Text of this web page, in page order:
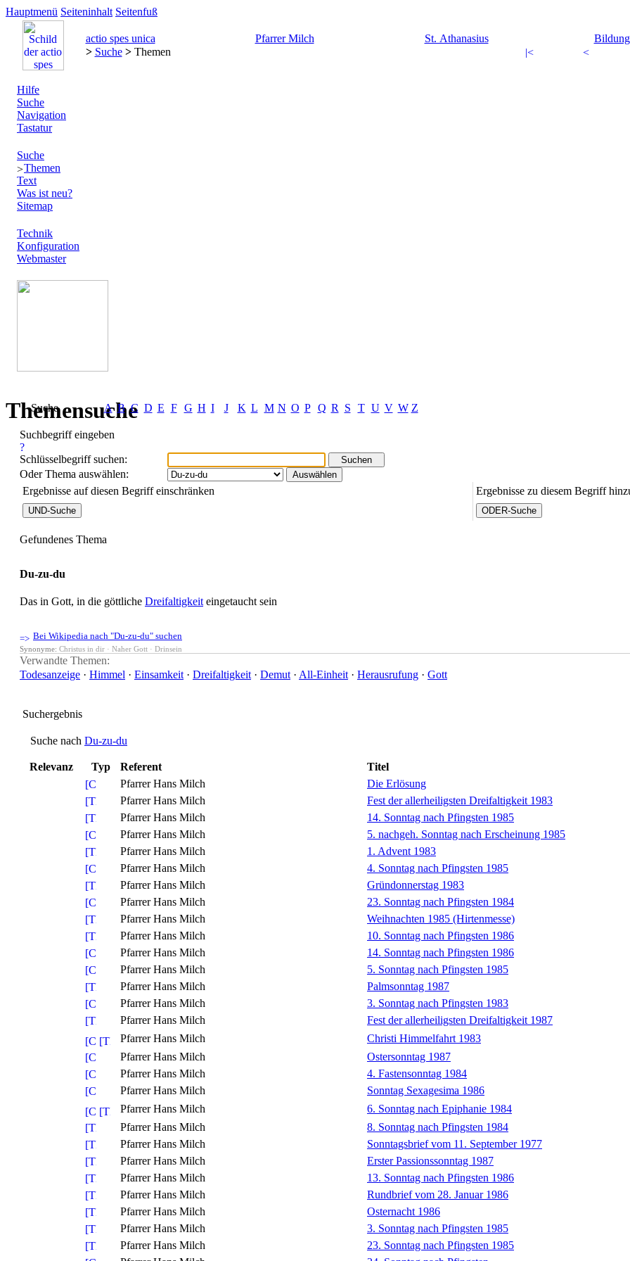
Hauptmenü Seiteninhalt Seitenfuß
actio spes unica Pfarrer Milch St. Athanasius
> Suche >Themen
Hilfe
Suche
Navigation
Tastatur
Suche
Themen
Text
Was ist neu?
Sitemap
Technik
Konfiguration
Webmaster
Themensuche
Suche A B C D E F G H I J K L M N O P Q R S T U V W Z
Suchbegriff eingeben
Schlüsselbegriff suchen:
Oder Thema auswählen:
Ergebnisse auf diesen Begriff einschränken
Ergebnisse zu diesem Begriff
Gefundenes Thema
Du-zu-du
Das in Gott, in die göttliche Dreifaltigkeit eingetaucht sein
Bei Wikipedia nach "Du-zu-du" suchen
Synonyme: Christus in dir · Naher Gott · Drinsein
Verwandte Themen:
Todesanzeige · Himmel · Einsamkeit · Dreifaltigkeit · Demut · All-Einheit · Herausrufung · Gott
Suchergebnis
Suche nach Du-zu-du
Relevanz Typ Referent
Titel
Pfarrer Hans Milch
Die Erlösung
Pfarrer Hans Milch
Fest der allerheiligsten Dreifaltigkeit 1983
Pfarrer Hans Milch
14. Sonntag nach Pfingsten 1985
Pfarrer Hans Milch
5. nachgeh. Sonntag nach Erscheinung 1985
Pfarrer Hans Milch
1. Advent 1983
Pfarrer Hans Milch
4. Sonntag nach Pfingsten 1985
Pfarrer Hans Milch
Gründonnerstag 1983
Pfarrer Hans Milch
23. Sonntag nach Pfingsten 1984
Pfarrer Hans Milch
Weihnachten 1985 (Hirtenmesse)
Pfarrer Hans Milch
10. Sonntag nach Pfingsten 1986
Pfarrer Hans Milch
14. Sonntag nach Pfingsten 1986
Pfarrer Hans Milch
5. Sonntag nach Pfingsten 1985
Pfarrer Hans Milch
Palmsonntag 1987
Pfarrer Hans Milch
3. Sonntag nach Pfingsten 1983
Pfarrer Hans Milch
Fest der allerheiligsten Dreifaltigkeit 1987
Pfarrer Hans Milch
Christi Himmelfahrt 1983
Pfarrer Hans Milch
Ostersonntag 1987
Pfarrer Hans Milch
4. Fastensonntag 1984
Pfarrer Hans Milch
Sonntag Sexagesima 1986
Pfarrer Hans Milch
6. Sonntag nach Epiphanie 1984
Pfarrer Hans Milch
8. Sonntag nach Pfingsten 1984
Pfarrer Hans Milch
Sonntagsbrief vom 11. September 1977
Pfarrer Hans Milch
Erster Passionssonntag 1987
Pfarrer Hans Milch
13. Sonntag nach Pfingsten 1986
Pfarrer Hans Milch
Rundbrief vom 28. Januar 1986
Pfarrer Hans Milch
Osternacht 1986
Pfarrer Hans Milch
3. Sonntag nach Pfingsten 1985
Pfarrer Hans Milch
23. Sonntag nach Pfingsten 1985